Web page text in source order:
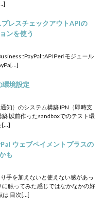
レスチェックアウトAPIの
ンを使う
Perlモジュール
境設定
知）のシステム構築 IPN（即時支
以前作ったsandboxでのテスト環
[…]
ウェブペイメントプラスの
も
手を加えないと使えない感があっ
触ってみた感じではなかなかの好
は 目次[…]